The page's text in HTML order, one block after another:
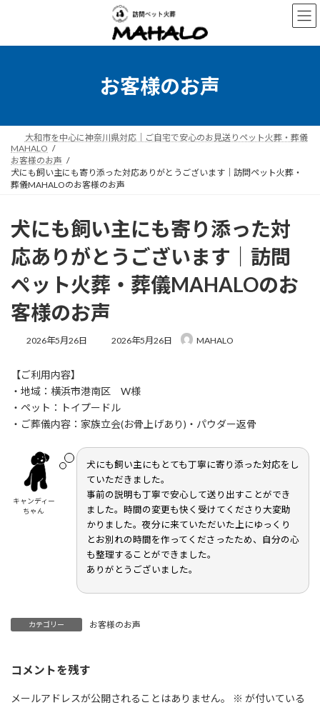
ン
ー
お客様のお声
大和市を中心に神奈川県対応｜ご自宅で安心のお見送りペット火葬・葬儀
MAHALO
お客様のお声
犬にも飼い主にも寄り添った対応ありがとうございます｜訪問ペット火葬・
葬儀MAHALOのお客様のお声
犬にも飼い主にも寄り添った対
応ありがとうございます｜訪問
ペット火葬・葬儀MAHALOのお
客様のお声
2026年5月26日
最
時
:
2026年5月26日 MAHALO
【ご利用内容】
・地域：横浜市港南区 W様
・ペット：トイプードル
・ご葬儀内容：家族立会(お骨上げあり)・パウダー返骨
キャンディー
ちゃん
犬にも飼い主にもとても丁寧に寄り添った対応をし
ていただきました。
事前の説明も丁寧で安心して送り出すことができ
ました。時間の変更も快く受けてくださり大変助
かりました。夜分に来ていただいた上にゆっくり
とお別れの時間を作ってくださったため、自分の心
も整理することができました。
ありがとうございました。
カテゴリー お客様のお声
コメントを残す
メールアドレスが公開されることはありません。 ※ が付いている